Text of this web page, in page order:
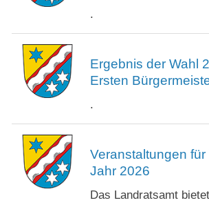
.
Ergebnis der Wahl
Ersten
.
Veranstaltungen für
Jahr 2026
Das Landratsamt